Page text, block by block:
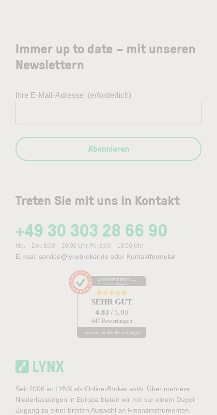
Treten Sie mit uns in Kontakt
+49 30 303 28 66 90
Mo. – Do.: 8:00 – 20:00 Uhr, Fr.: 8:00 – 18:00 Uhr
E-mail: service@lynxbroker.de oder Kontaktformular
AUSGEZEICHNET .org
Kundenbewertungen
SEHR GUT
4.83 / 5.00
647 Bewertungen
Hinweis zu den Bewertungen
Immer up to date – mit unseren
Newslettern
Ihre E-Mail-Adresse (erforderlich)
Abonnieren
Seit 2006 ist LYNX als Online-Broker aktiv. Über mehrere
Niederlassungen in Europa bieten wir mit nur einem Depot
Zugang zu einer breiten Auswahl an Finanzinstrumenten.